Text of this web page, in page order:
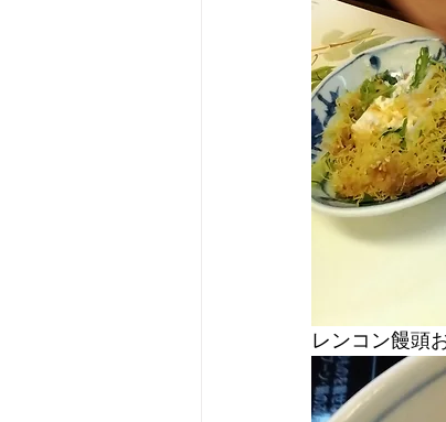
レンコン饅頭